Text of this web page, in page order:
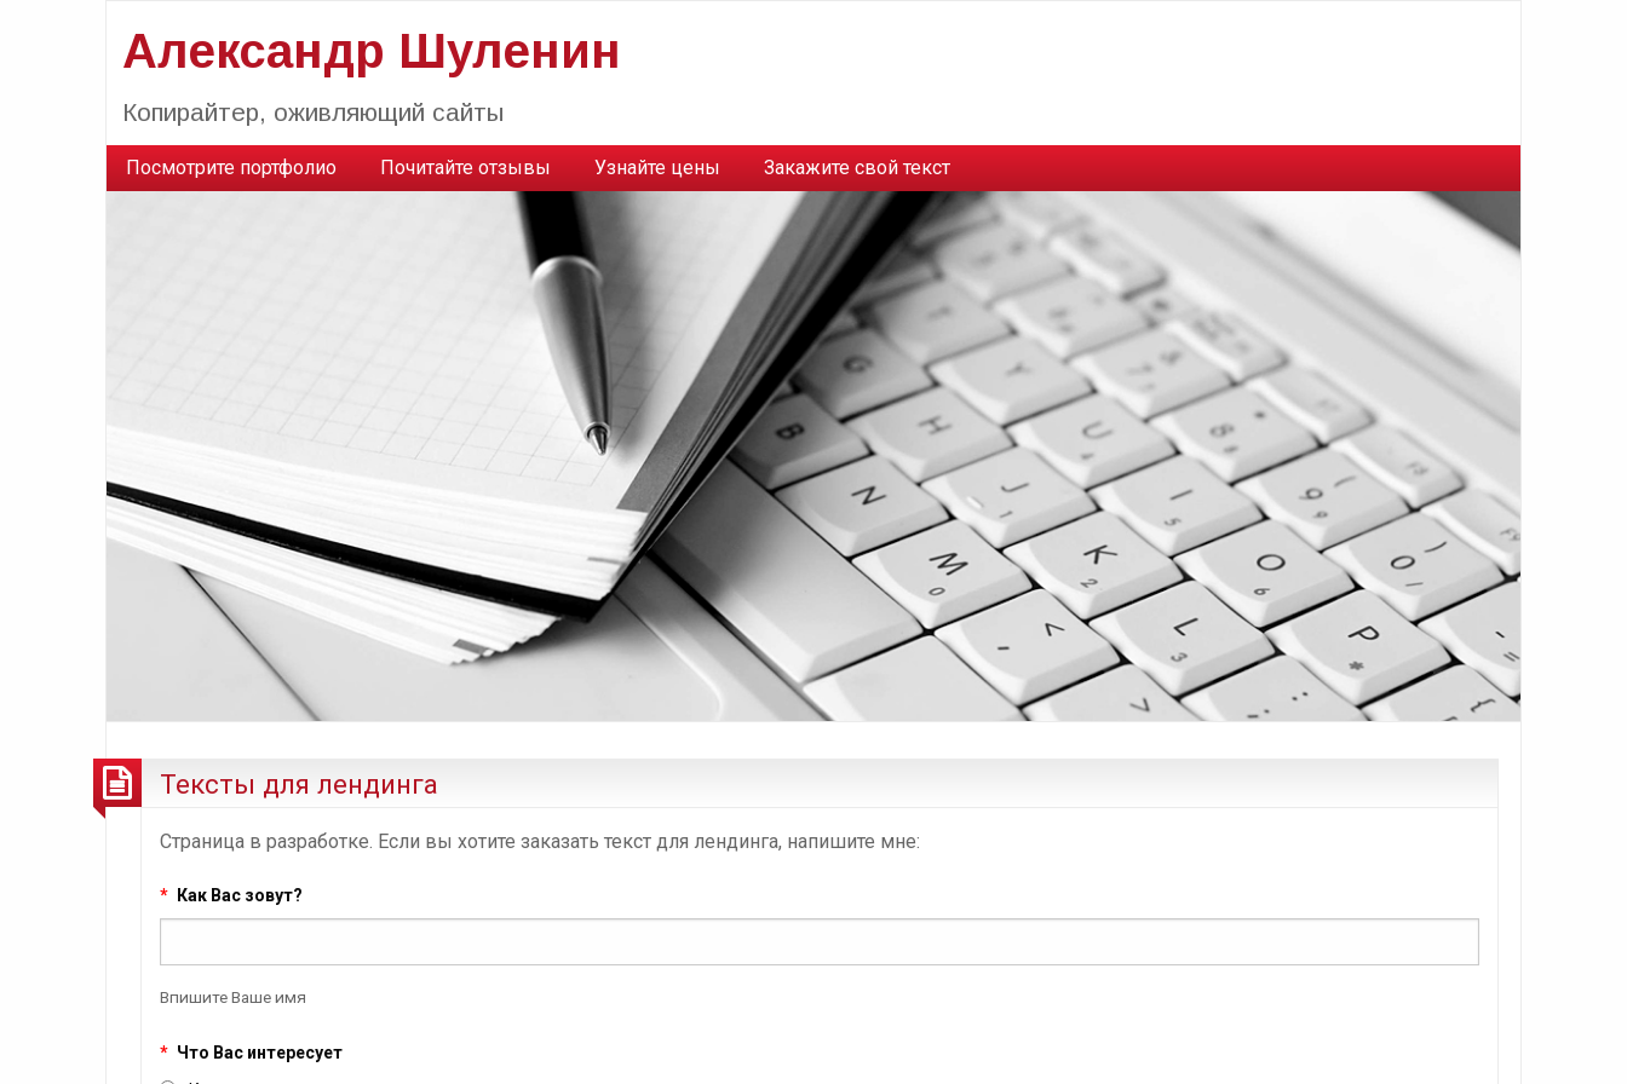
Александр Шуленин
Копирайтер, оживляющий сайты
Посмотрите портфолио Почитайте отзывы Узнайте цены Закажите свой текст
Тексты для лендинга
Страница в разработке. Если вы хотите заказать текст для лендинга, напишите мне:
* Как Вас зовут?
Впишите Ваше имя
* Что Вас интересует